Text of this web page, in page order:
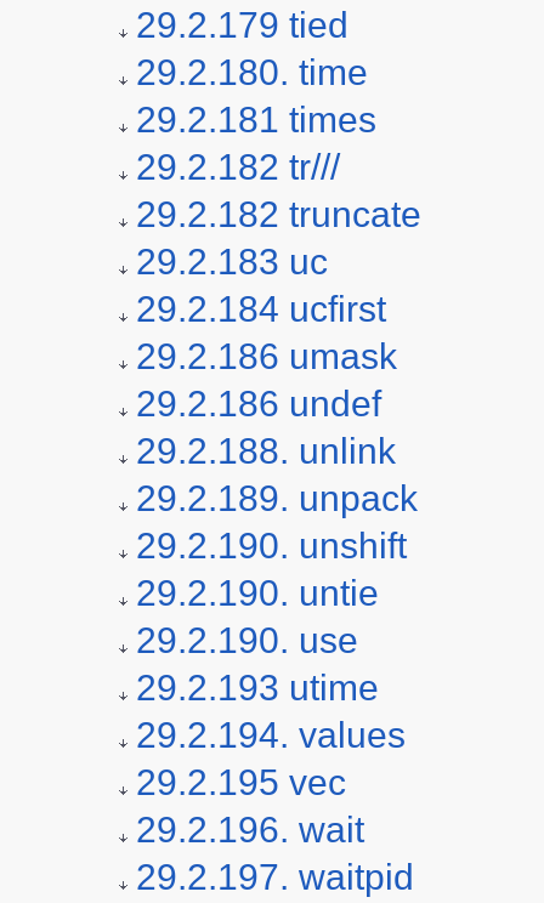
29.2.179 tied
29.2.180. time
29.2.181 times
29.2.182 tr///
29.2.182 truncate
29.2.183 uc
29.2.184 ucfirst
29.2.186 umask
29.2.186 undef
29.2.188. unlink
29.2.189. unpack
29.2.190. unshift
29.2.190. untie
29.2.190. use
29.2.193 utime
29.2.194. values
29.2.195 vec
29.2.196. wait
29.2.197. waitpid